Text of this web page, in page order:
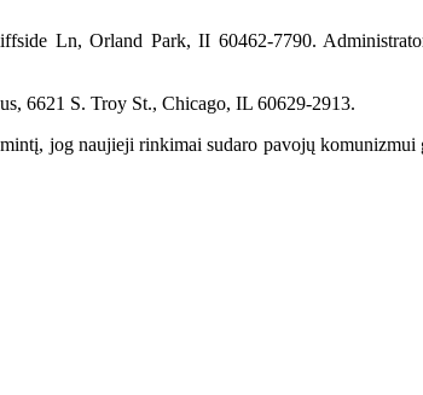
Ln, Orland Park, II 60462-7790.
6621 S. Troy St., Chicago, IL 60629-2913.
jog naujieji rinkimai sudaro pavojų